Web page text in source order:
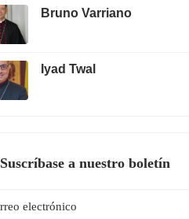
Bruno Varriano
Iyad Twal
Suscríbase a nuestro boletín